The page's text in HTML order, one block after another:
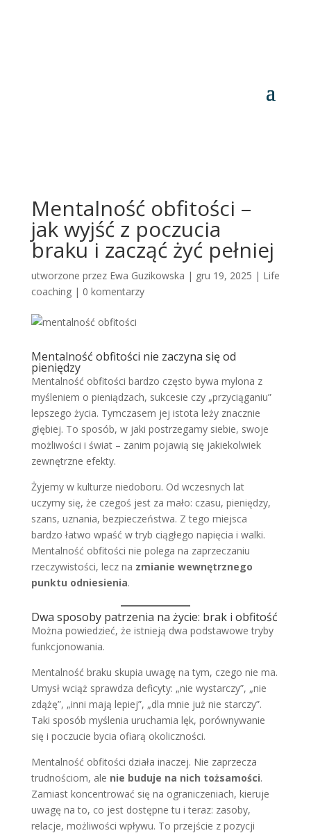
Mentalność obfitości –
jak wyjść z poczucia
braku i zacząć żyć pełniej
utworzone przez Ewa Guzikowska | gru 19, 2025 | Life
coaching| 0 komentarzy
Mentalność obfitości nie zaczyna się od
pieniędzy
Mentalność obfitości bardzo często bywa mylona z
myśleniem o pieniądzach, sukcesie czy „przyciąganiu”
lepszego życia. Tymczasem jej istota leży znacznie
głębiej. To sposób, w jaki postrzegamy siebie, swoje
możliwości i świat – zanim pojawią się jakiekolwiek
zewnętrzne efekty.
Żyjemy w kulturze niedoboru. Od wczesnych lat
uczymy się, że czegoś jest za mało: czasu, pieniędzy,
szans, uznania, bezpieczeństwa. Z tego miejsca
bardzo łatwo wpaść w tryb ciągłego napięcia i walki.
Mentalność obfitości nie polega na zaprzeczaniu
rzeczywistości, lecz na zmianie wewnętrznego
punktu odniesienia.
Dwa sposoby patrzenia na życie: brak i obfitość
Można powiedzieć, że istnieją dwa podstawowe tryby
funkcjonowania.
Mentalność braku skupia uwagę na tym, czego nie ma.
Umysł wciąż sprawdza deficyty: „nie wystarczy”, „nie
zdążę”, „inni mają lepiej”, „dla mnie już nie starczy”.
Taki sposób myślenia uruchamia lęk, porównywanie
się i poczucie bycia ofiarą okoliczności.
Mentalność obfitości działa inaczej. Nie zaprzecza
trudnościom, ale nie buduje na nich tożsamości.
Zamiast koncentrować się na ograniczeniach, kieruje
uwagę na to, co jest dostępne tu i teraz: zasoby,
relacje, możliwości wpływu. To przejście z pozycji